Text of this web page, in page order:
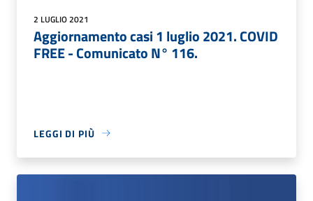
2 LUGLIO 2021
Aggiornamento casi 1 luglio 2021. COVID
FREE - Comunicato N° 116.
LEGGI DI PIÙ